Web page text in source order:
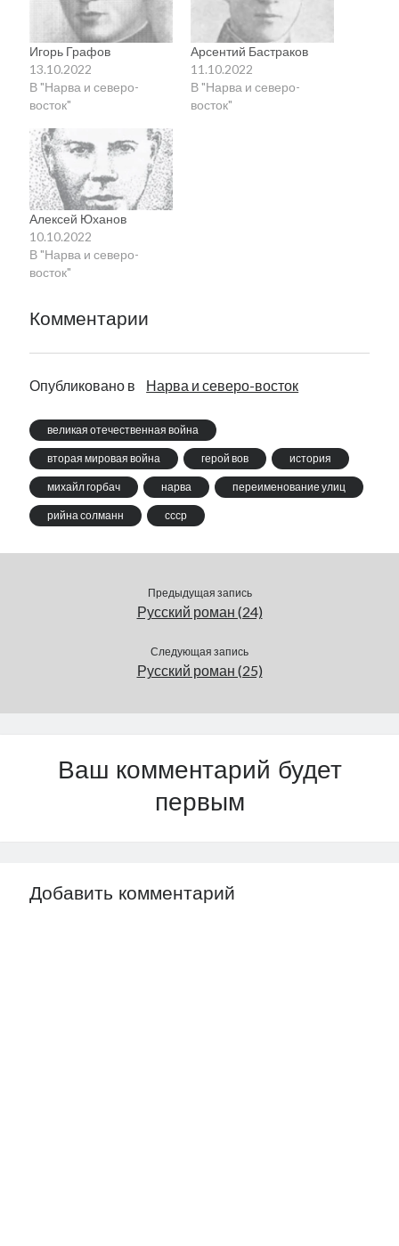
Игорь Графов
13.10.2022
В "Нарва и северо-
восток"
Арсентий Бастраков
11.10.2022
В "Нарва и северо-
восток"
Алексей Юханов
10.10.2022
В "Нарва и северо-
восток"
Комментарии
Опубликовано в Нарва и северо-восток
великая отечественная война
вторая мировая война герой вов история
михайл горбач нарва переименование улиц
рийна солманн ссср
Предыдущая запись
Русский роман (24)
Следующая запись
Русский роман (25)
Ваш комментарий будет
первым
Добавить комментарий